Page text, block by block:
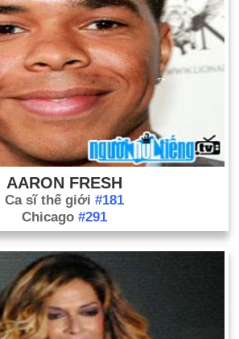
AARON FRESH
Ca sĩ thế giới #181
Chicago #291